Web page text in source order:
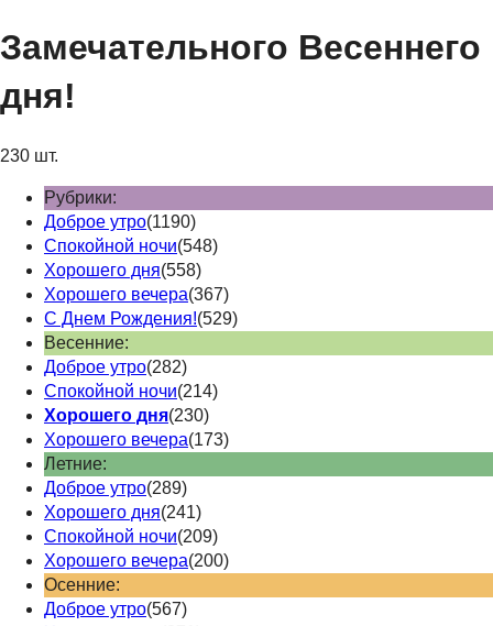
Замечательного Весеннего
дня!
230 шт.
Рубрики:
Доброе утро(1190)
Спокойной ночи(548)
Хорошего дня(558)
Хорошего вечера(367)
С Днем Рождения!(529)
Весенние:
Доброе утро(282)
Спокойной ночи(214)
Хорошего дня(230)
Хорошего вечера(173)
Летние:
Доброе утро(289)
Хорошего дня(241)
Спокойной ночи(209)
Хорошего вечера(200)
Осенние:
Доброе утро(567)